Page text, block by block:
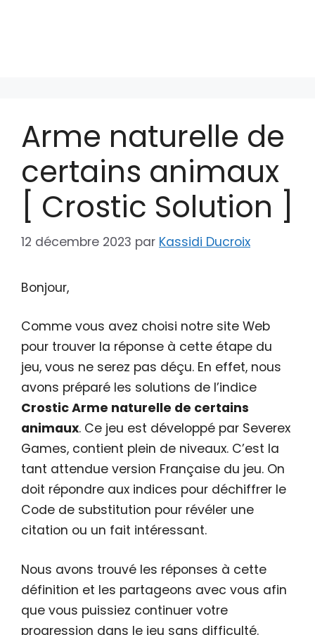
Arme naturelle de
certains animaux
[ Crostic Solution ]
12 décembre 2023 par Kassidi Ducroix
Bonjour,
Comme vous avez choisi notre site Web
pour trouver la réponse à cette étape du
jeu, vous ne serez pas déçu. En effet, nous
avons préparé les solutions de l’indice
Crostic Arme naturelle de certains
animaux. Ce jeu est développé par Severex
Games, contient plein de niveaux. C’est la
tant attendue version Française du jeu. On
doit répondre aux indices pour déchiffrer le
Code de substitution pour révéler une
citation ou un fait intéressant.
Nous avons trouvé les réponses à cette
définition et les partageons avec vous afin
que vous puissiez continuer votre
progression dans le jeu sans difficulté.